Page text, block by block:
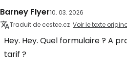
Barney Flyer10. 03. 2026
Traduit de cestee.cz Voir le texte
Hey. Hey. Quel formulaire ? A
tarif ?